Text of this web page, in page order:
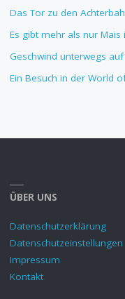
Das Tor zu den
Es gibt mehr als nur Mais
Geschwind unterwegs
Ein Besuch in der World
ÜBER UNS
Datenschutzerklärung
Datenschutzeinstellungen
Impressum
Kontakt